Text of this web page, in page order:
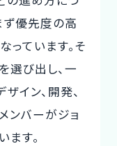
ず優先度の高
っています。そ
選び出し、一
イン、開発、
ンバーがジョ
す。